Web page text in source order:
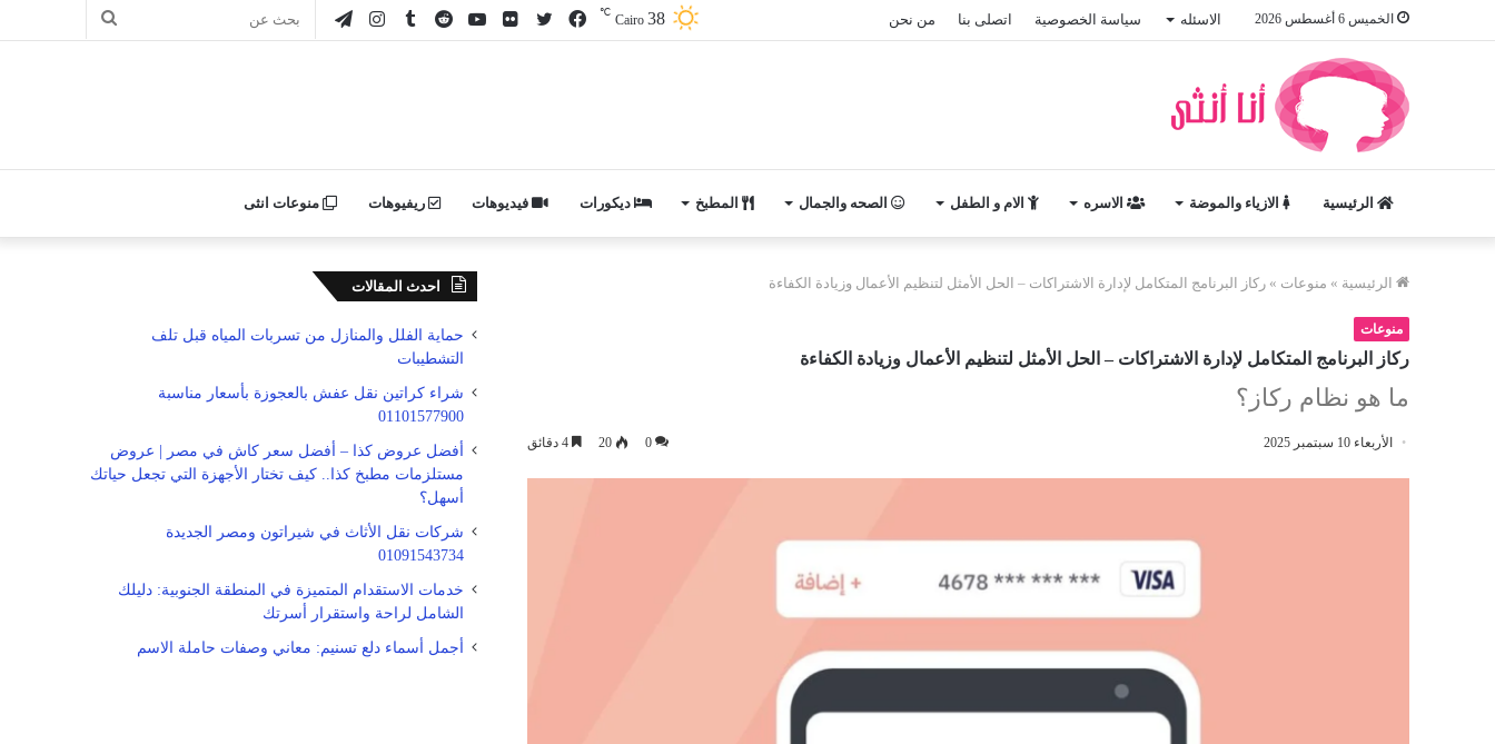
الخميس 6 أغسطس 2026 الاسئله سياسة الخصوصية اتصلى بنا من نحن بحث تيلقرامانستقرام يوتيوبصورتويتر
فيسبوك Cairo 38
℃
الرئيسية الازياء والموضة الاسره الام و الطفل الصحه والجمال المطبخ ديكورات فيديوهات ريفيوهات منوعات انثى
الرئيسية » منوعات » ركاز البرنامج المتكامل لإدارة الاشتراكات – الحل الأمثل لتنظيم الأعمال وزيادة الكفاءة
منوعات
ركاز البرنامج المتكامل لإدارة الاشتراكات – الحل الأمثل لتنظيم الأعمال وزيادة الكفاءة
ما هو نظام ركاز؟
الأربعاء 10 سبتمبر 2025 0
20 4 دقائق
احدث المقالات
حماية الفلل والمنازل من تسربات المياه قبل تلف
التشطيبات
شراء كراتين نقل عفش بالعجوزة بأسعار مناسبة
01101577900
أفضل عروض كذا – أفضل سعر كاش في مصر | عروض
مستلزمات مطبخ كذا.. كيف تختار الأجهزة التي تجعل حياتك
أسهل؟
شركات نقل الأثاث في شيراتون ومصر الجديدة
01091543734
خدمات الاستقدام المتميزة في المنطقة الجنوبية: دليلك
الشامل لراحة واستقرار أسرتك
أجمل أسماء دلع تسنيم: معاني وصفات حاملة الاسم